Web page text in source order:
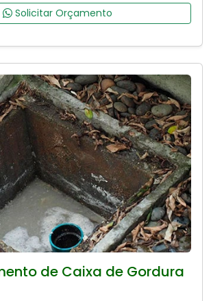
Solicitar Orçamento
de Caixa de Gordura